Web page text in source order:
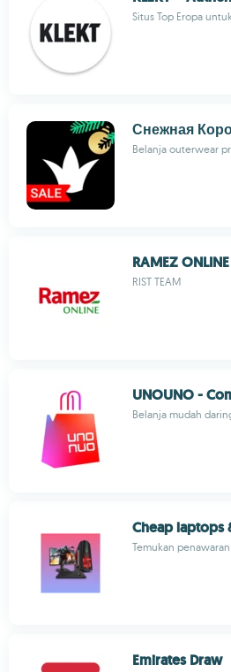
Situs Top Eropa
Снежная
Belanja outerwear
RAMEZ ONLINE
RIST TEAM
UNOUNO -
Belanja mudah
Cheap laptops
Temukan
Emirates Draw